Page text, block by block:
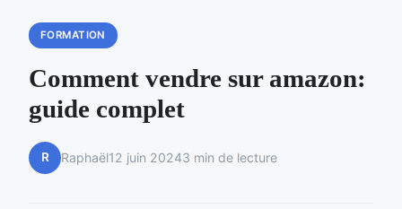
FORMATION
Comment vendre sur amazon:
guide complet
R Raphaël12 juin 20243 min de lecture